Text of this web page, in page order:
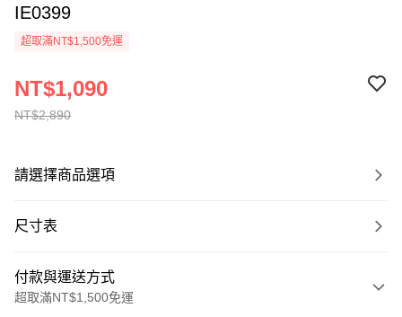
IE0399
超取滿NT$1,500免運
NT$2,890
NT$1,090
請選擇商品選項
尺寸表
付款與運送方式
超取滿NT$1,500免運